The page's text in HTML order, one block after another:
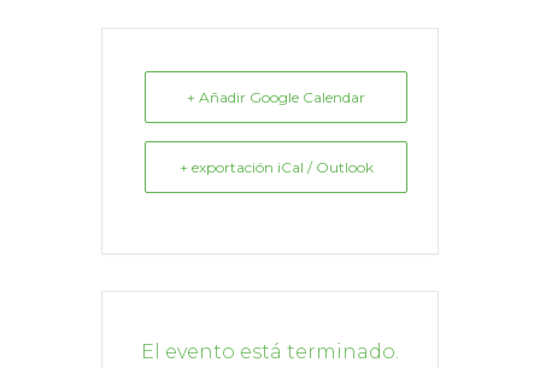
+ Añadir Google Calendar
+ exportación iCal / Outlook
El evento está terminado.